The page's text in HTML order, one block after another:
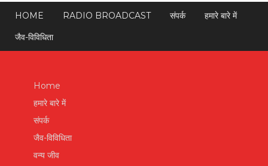
HOME RADIO BROADCAST संपर्क
हमारे बारे में
जैव-विविधिता
Home
हमारे बारे में
संपर्क
जैव-विविधिता
वन्य जीव